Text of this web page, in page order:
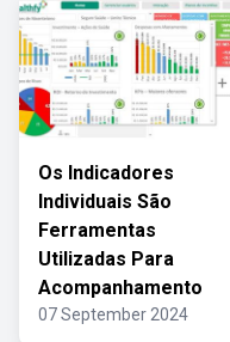
Os Indicadores
Individuais São
Ferramentas
Utilizadas Para
Acompanhamento
07 September 2024